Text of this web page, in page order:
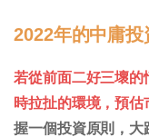
2022年的中庸投
若從前面二好三壞的
時拉扯的環境，預
握一個投資原則，大